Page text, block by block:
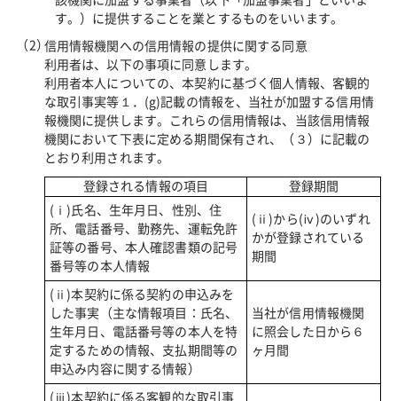
す。）に提供することを業とするものをいいます。
信用情報機関への信用情報の提供に関する同意
利用者は、以下の事項に同意します。
利用者本人についての、本契約に基づく個人情報、客観的
な取引事実等１．(g)記載の情報を、当社が加盟する信用情
報機関に提供します。これらの信用情報は、当該信用情報
機関において下表に定める期間保有され、（３）に記載の
とおり利用されます。
登録される情報の項目
登録期間
(ⅰ)氏名、生年月日、性別、住
所、電話番号、勤務先、運転免許
証等の番号、本人確認書類の記号
番号等の本人情報
(ⅱ)から(ⅳ)のいずれ
かが登録されている
期間
(ⅱ)本契約に係る契約の申込みを
した事実（主な情報項目：氏名、
生年月日、電話番号等の本人を特
定するための情報、支払期間等の
申込み内容に関する情報）
当社が信用情報機関
に照会した日から６
ヶ月間
(ⅲ)本契約に係る客観的な取引事